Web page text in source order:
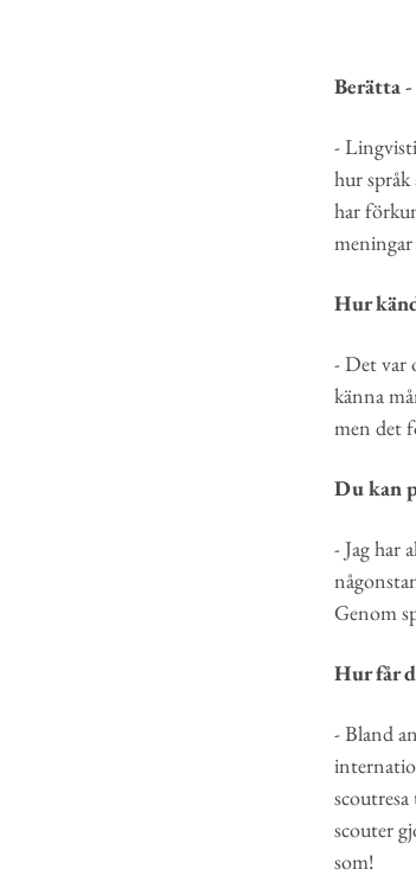
Berätta
-
hur
har
meningar
Hur
- Det var
känna
men det
Du kan
- Jag har
Genom
Hur får
- Bland
scouter
som!